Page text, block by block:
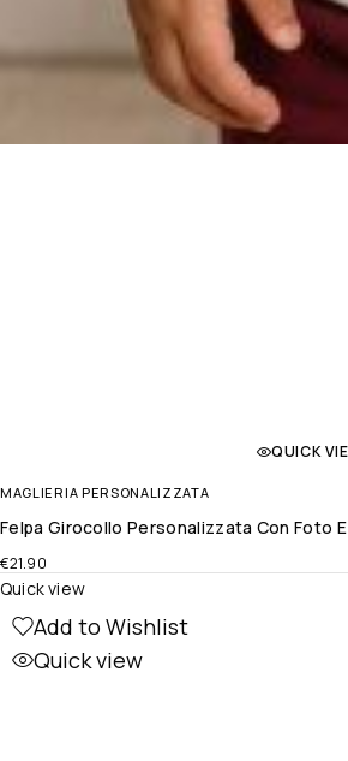
QUICK
MAGLIERIA PERSONALIZZATA
Felpa Girocollo Personalizzata Con Foto E
€21.90
Add to Wishlist
Quick view
Quick view